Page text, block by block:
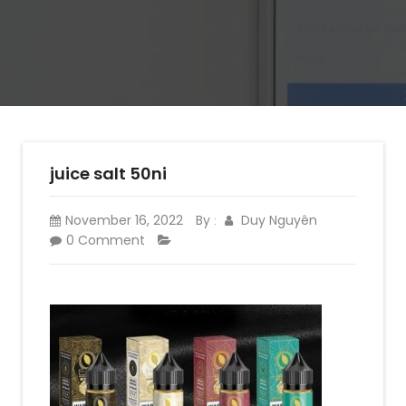
juice salt 50ni
November 16, 2022 By :
Duy Nguyên
0 Comment